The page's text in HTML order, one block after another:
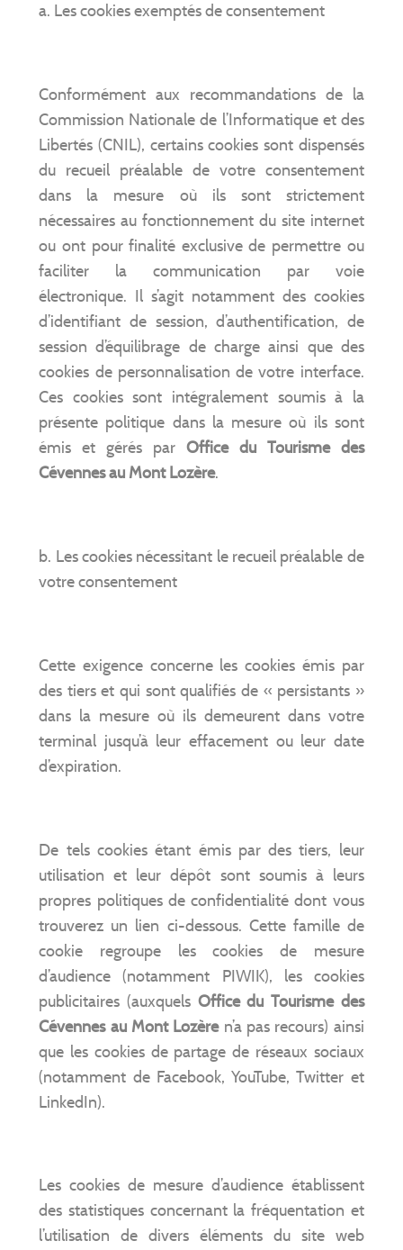
a. Les cookies exemptés de consentement
Conformément aux recommandations de la
Commission Nationale de l’Informatique et des
Libertés (CNIL), certains cookies sont dispensés
du recueil préalable de votre consentement
dans la mesure où ils sont strictement
nécessaires au fonctionnement du site internet
ou ont pour finalité exclusive de permettre ou
faciliter la communication par voie
électronique. Il s’agit notamment des cookies
d’identifiant de session, d’authentification, de
session d’équilibrage de charge ainsi que des
cookies de personnalisation de votre interface.
Ces cookies sont intégralement soumis à la
présente politique dans la mesure où ils sont
émis et gérés par Office du Tourisme des
Cévennes au Mont Lozère.
b. Les cookies nécessitant le recueil préalable de
votre consentement
Cette exigence concerne les cookies émis par
des tiers et qui sont qualifiés de « persistants »
dans la mesure où ils demeurent dans votre
terminal jusqu’à leur effacement ou leur date
d’expiration.
De tels cookies étant émis par des tiers, leur
utilisation et leur dépôt sont soumis à leurs
propres politiques de confidentialité dont vous
trouverez un lien ci-dessous. Cette famille de
cookie regroupe les cookies de mesure
d’audience (notamment PIWIK), les cookies
publicitaires (auxquels Office du Tourisme des
Cévennes au Mont Lozèren’a pas recours) ainsi
que les cookies de partage de réseaux sociaux
(notamment de Facebook, YouTube, Twitter et
LinkedIn).
Les cookies de mesure d’audience établissent
des statistiques concernant la fréquentation et
l’utilisation de divers éléments du site web